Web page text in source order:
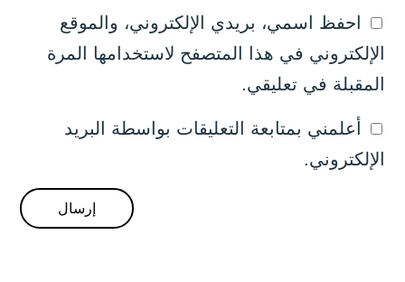
احفظ اسمي، بريدي الإلكتروني، والموقع
الإلكتروني في هذا المتصفح لاستخدامها المرة
المقبلة في تعليقي.
أعلمني بمتابعة التعليقات بواسطة البريد
الإلكتروني.